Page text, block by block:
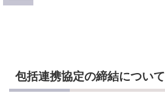
包括連携協定の締結について